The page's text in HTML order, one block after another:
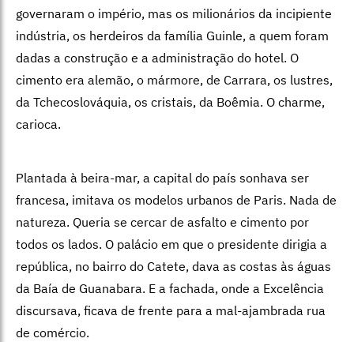
governaram o império, mas os milionários da incipiente
indústria, os herdeiros da família Guinle, a quem foram
dadas a construção e a administração do hotel. O
cimento era alemão, o mármore, de Carrara, os lustres,
da Tchecoslováquia, os cristais, da Boêmia. O charme,
carioca.
Plantada à beira-mar, a capital do país sonhava ser
francesa, imitava os modelos urbanos de Paris. Nada de
natureza. Queria se cercar de asfalto e cimento por
todos os lados. O palácio em que o presidente dirigia a
república, no bairro do Catete, dava as costas às águas
da Baía de Guanabara. E a fachada, onde a Excelência
discursava, ficava de frente para a mal-ajambrada rua
de comércio.